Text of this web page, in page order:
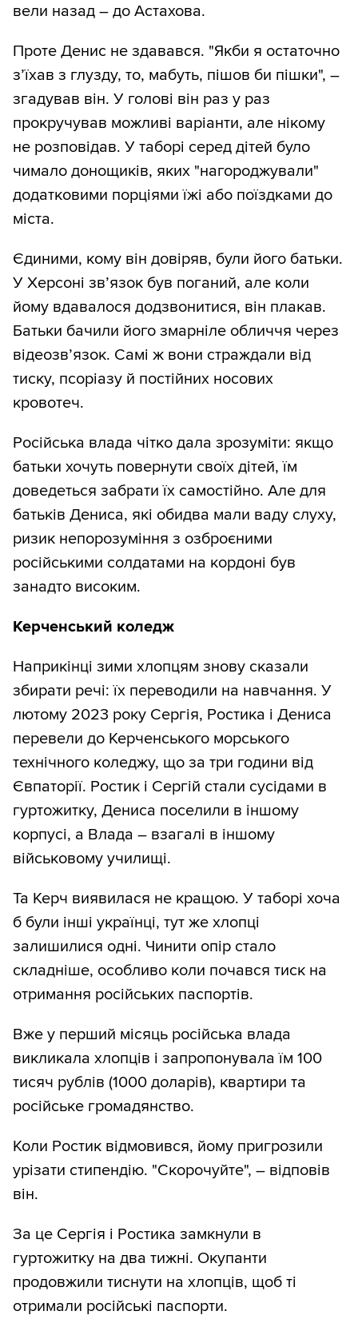
вели назад – до Астахова.
Проте Денис не здавався. "Якби я остаточно
з’їхав з глузду, то, мабуть, пішов би пішки", –
згадував він. У голові він раз у раз
прокручував можливі варіанти, але нікому
не розповідав. У таборі серед дітей було
чимало донощиків, яких "нагороджували"
додатковими порціями їжі або поїздками до
міста.
Єдиними, кому він довіряв, були його батьки.
У Херсоні зв’язок був поганий, але коли
йому вдавалося додзвонитися, він плакав.
Батьки бачили його змарніле обличчя через
відеозв’язок. Самі ж вони страждали від
тиску, псоріазу й постійних носових
кровотеч.
Російська влада чітко дала зрозуміти: якщо
батьки хочуть повернути своїх дітей, їм
доведеться забрати їх самостійно. Але для
батьків Дениса, які обидва мали ваду слуху,
ризик непорозуміння з озброєними
російськими солдатами на кордоні був
занадто високим.
Керченський коледж
Наприкінці зими хлопцям знову сказали
збирати речі: їх переводили на навчання. У
лютому 2023 року Сергія, Ростика і Дениса
перевели до Керченського морського
технічного коледжу, що за три години від
Євпаторії. Ростик і Сергій стали сусідами в
гуртожитку, Дениса поселили в іншому
корпусі, а Влада – взагалі в іншому
військовому училищі.
Та Керч виявилася не кращою. У таборі хоча
б були інші українці, тут же хлопці
залишилися одні. Чинити опір стало
складніше, особливо коли почався тиск на
отримання російських паспортів.
Вже у перший місяць російська влада
викликала хлопців і запропонувала їм 100
тисяч рублів (1000 доларів), квартири та
російське громадянство.
Коли Ростик відмовився, йому пригрозили
урізати стипендію. "Скорочуйте", – відповів
він.
За це Сергія і Ростика замкнули в
гуртожитку на два тижні. Окупанти
продовжили тиснути на хлопців, щоб ті
отримали російські паспорти.